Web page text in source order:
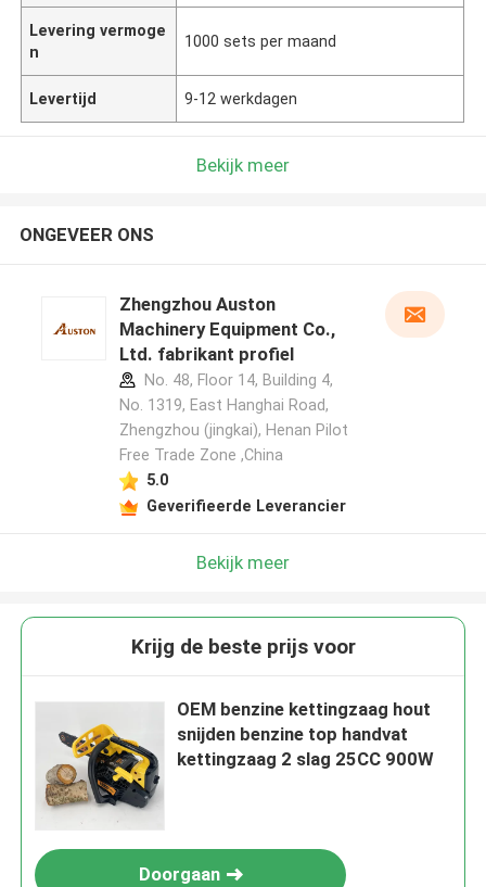
Levering vermoge
n
1000 sets per maand
Levertijd 9-12 werkdagen
Bekijk meer
ONGEVEER ONS
Zhengzhou Auston
Machinery Equipment Co.,
Ltd. fabrikant profiel
No. 48, Floor 14, Building 4,
No. 1319, East Hanghai Road,
Zhengzhou (jingkai), Henan Pilot
Free Trade Zone ,China
5.0
Geverifieerde Leverancier
Bekijk meer
Krijg de beste prijs voor
OEM benzine kettingzaag hout
snijden benzine top handvat
kettingzaag 2 slag 25CC 900W
Doorgaan